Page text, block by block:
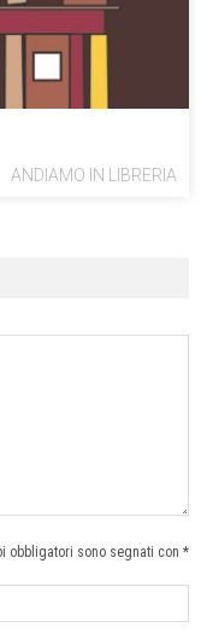
ANDIAMO IN LIBRERIA
obbligatori sono segnati con *